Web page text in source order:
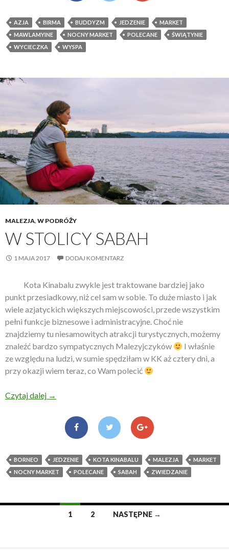
AZJA BIRMA BUDDYZM JEDZENIE
MARKET
MAWLAMYINE
NOCNY MARKET POLECANE
ŚWIĄTYNIE
WYCIECZKA
WYSPA
MALEZJA, W PODRÓŻY
W STOLICY SABAH
1 MAJA 2017 DODAJ KOMENTARZ
Kota Kinabalu zwykle jest traktowane bardziej jako
punkt przesiadkowy, niż cel sam w sobie. To duże miasto i jak
wiele azjatyckich większych miejscowości, przede wszystkim
pełni funkcje biznesowe i administracyjne. Choć nie
znajdziemy tu niesamowitych atrakcji turystycznych, możemy
znaleźć bardzo sympatycznych Malezyjczyków
I właśnie
ze względu na ludzi, w sumie spędziłam w KK aż cztery dni, a
przy okazji wiem teraz, co Wam polecić
Czytaj dalej W stolicy Sabah
→
BORNEO JEDZENIE KOTA KINABALU MALEZJA
MARKET
NOCNY MARKET
POLECANE SABAH ZWIEDZANIE
po
1 2 NASTĘPNE →